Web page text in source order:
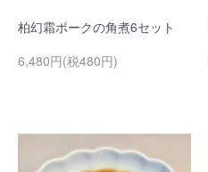
柏幻霜ポークの角煮6セット
6,480円(税480円)